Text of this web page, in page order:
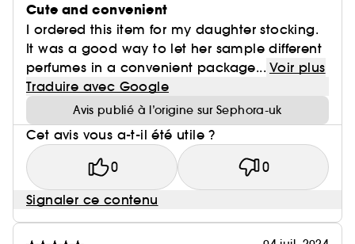
Cute and convenient
I ordered this item for my daughter stocking.
It was a good way to let her sample different
perfumes in a convenient package... Voir plus
Traduire avec Google
Avis publié à l’origine sur Sephora-uk
Cet avis vous a-t-il été utile ?
0 0
Signaler ce contenu